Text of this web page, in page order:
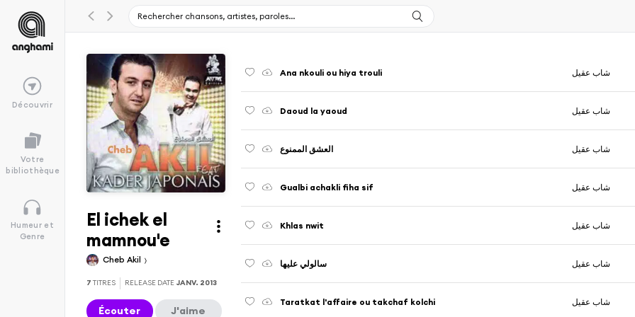
Découvrir
Votre
bibliothèque
Humeur et
Genre
El ichek el
mamnou'e
Cheb Akil
7TITRES RELEASE DATE JANV. 2013
Écouter J'aime
Ana nkouli ou hiya trouli شاب عقيل
Daoud la yaoud شاب عقيل
العشق الممنوع شاب عقيل
Gualbi achakli fiha sif شاب عقيل
Khlas nwit شاب عقيل
سالولي عليها شاب عقيل
Taratkat l'affaire ou takchaf kolchi شاب عقيل